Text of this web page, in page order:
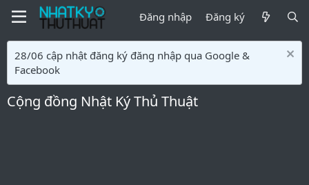
Đăng nhập Đăng ký
28/06 cập nhật đăng ký đăng nhập qua Google &
Facebook
Cộng đồng Nhật Ký Thủ Thuật